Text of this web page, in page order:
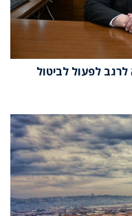
לפעול לביטול